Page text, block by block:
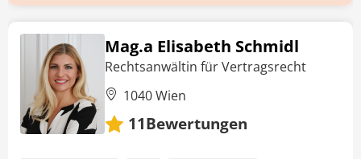
Mag.a Elisabeth Schmidl
Rechtsanwältin für Vertragsrecht
1040 Wien
11Bewertungen